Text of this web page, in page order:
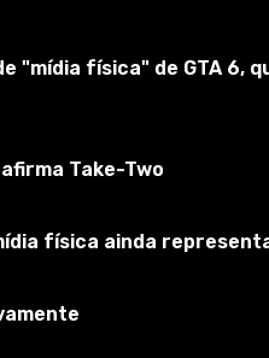
física" de GTA 6,
Take-Two
física ainda